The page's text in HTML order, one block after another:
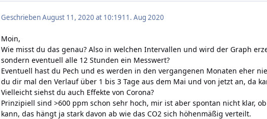
GeschriebenAugust 11, 2020 at 10:1911. Aug 2020
Moin,
Wie misst du das genau? Also in welchen Intervallen und wird der Graph
sondern eventuell alle 12 Stunden ein Messwert?
Eventuell hast du Pech und es werden in den vergangenen Monaten eher
du dir mal den Verlauf über 1 bis 3 Tage aus dem Mai und von jetzt an, da
Vielleicht siehst du auch Effekte von Corona?
Prinzipiell sind >600 ppm schon sehr hoch, mir ist aber spontan nicht klar,
kann, das hängt ja stark davon ab wie das CO2 sich höhenmäßig verteilt.